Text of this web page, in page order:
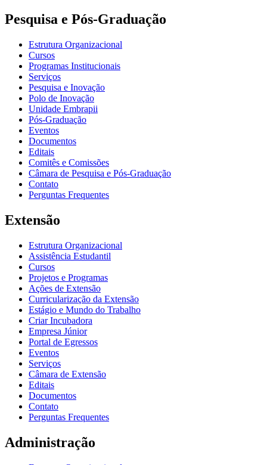
Pesquisa e Pós-Graduação
Estrutura Organizacional
Cursos
Programas Institucionais
Serviços
Pesquisa e Inovação
Polo de Inovação
Unidade Embrapii
Pós-Graduação
Eventos
Documentos
Editais
Comitês e Comissões
Câmara de Pesquisa e Pós-Graduação
Contato
Perguntas Frequentes
Extensão
Estrutura Organizacional
Assistência Estudantil
Cursos
Projetos e Programas
Ações de Extensão
Curricularização da Extensão
Estágio e Mundo do Trabalho
Criar Incubadora
Empresa Júnior
Portal de Egressos
Eventos
Serviços
Câmara de Extensão
Editais
Documentos
Contato
Perguntas Frequentes
Administração